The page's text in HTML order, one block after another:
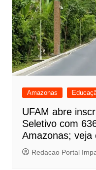
Amazonas
UFAM abre
Seletivo com
Amazonas; veja
Redacao Portal